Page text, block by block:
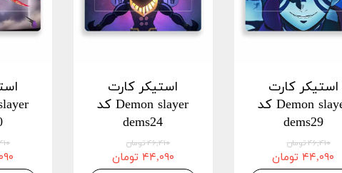
استیکر کارت
Demon slayer کد
dems29
۴۶,۴۱۰ تومان
۴۴,۰۹۰ تومان
استیکر کارت
Demon slayer کد
dems24
۴۶,۴۱۰ تومان
۴۴,۰۹۰ تومان